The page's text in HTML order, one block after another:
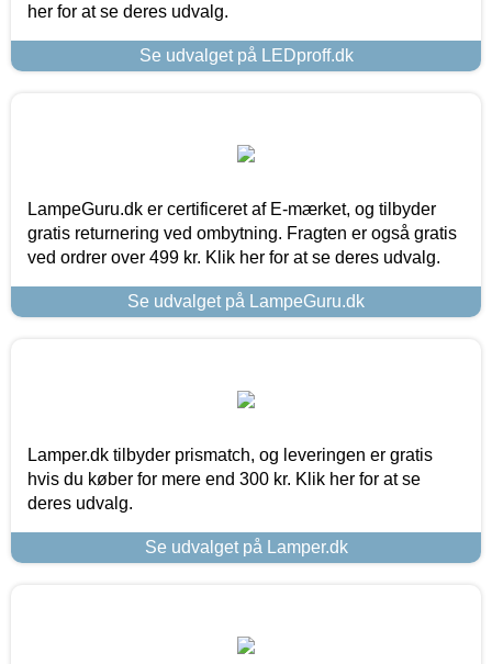
her for at se deres udvalg.
Se udvalget på LEDproff.dk
LampeGuru.dk er certificeret af E-mærket, og tilbyder
gratis returnering ved ombytning. Fragten er også gratis
ved ordrer over 499 kr. Klik her for at se deres udvalg.
Se udvalget på LampeGuru.dk
Lamper.dk tilbyder prismatch, og leveringen er gratis
hvis du køber for mere end 300 kr. Klik her for at se
deres udvalg.
Se udvalget på Lamper.dk